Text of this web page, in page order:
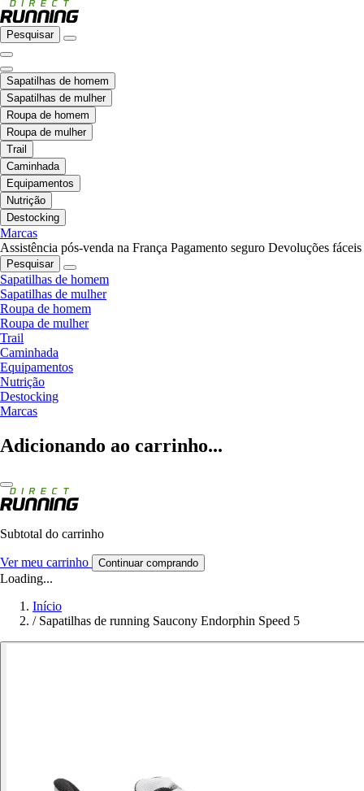
Pesquisar
Sapatilhas de homem
Sapatilhas de mulher
Roupa de homem
Roupa de mulher
Trail
Caminhada
Equipamentos
Nutrição
Destocking
Marcas
Assistência pós-venda na França Pagamento seguro Devoluções fáceis
Pesquisar
Sapatilhas de homem
Sapatilhas de mulher
Roupa de homem
Roupa de mulher
Trail
Caminhada
Equipamentos
Nutrição
Destocking
Marcas
Adicionando ao carrinho...
Subtotal do carrinho
Ver meu carrinho Continuar comprando
Loading...
Início
/ Sapatilhas de running Saucony Endorphin Speed 5